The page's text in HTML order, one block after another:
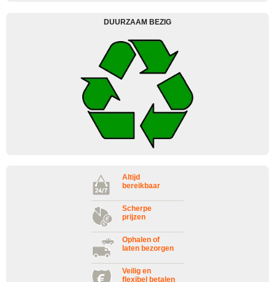
DUURZAAM BEZIG
Altijd
bereikbaar
Scherpe
prijzen
Ophalen of
laten bezorgen
Veilig en
flexibel betalen